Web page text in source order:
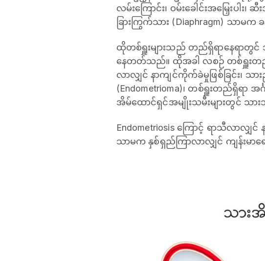
လမ်းကြောင်း၊ ဝမ်းခေါင်းအမြှေးပါး၊
ခြားကြွက်သား (Diaphragm) သာ
ထိုတစ်ရှူးများသည် တည်ရှိရာနေရာတွင်
နေတတ်သည်။ ထိုအခါ လစဉ် တစ်ရှူးတည်ရှိရ
လာလျှင် နာကျင်ကိုက်ခဲမှုဖြစ်ခြင်း၊ သာ
(Endometrioma)၊ တစ်ရှူးတည်ရှိရာ အ
အိမ်ထောင်ရှင်အမျိုးသမီးများတွင် သ
Endometriosis ကြောင့် ရာသီလာလ
သာမက နှစ်ရှည်ကြာလာလျှင် ကျန်းမ